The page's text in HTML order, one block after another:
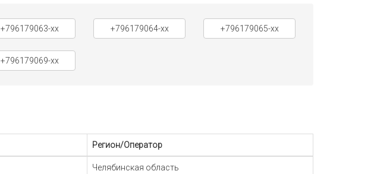
+796179063-xx +796179064-xx +796179065-xx
+796179069-xx
Регион/Оператор
Челябинская область